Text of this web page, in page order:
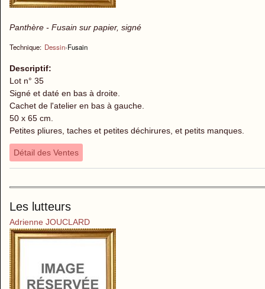
Panthère - Fusain sur papier, signé
Technique: Dessin›Fusain
Descriptif:
Lot n° 35
Signé et daté en bas à droite.
Cachet de l'atelier en bas à gauche.
50 x 65 cm.
Petites pliures, taches et petites déchirures, et petits manques.
Détail des Ventes
Les lutteurs
Adrienne JOUCLARD